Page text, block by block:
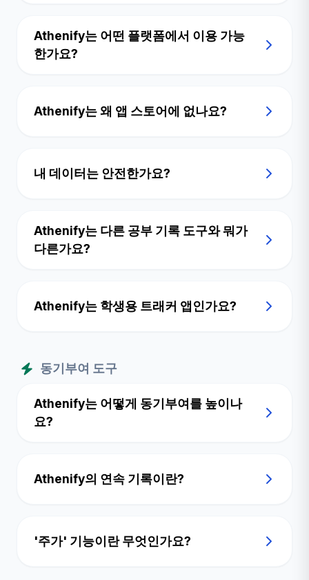
Athenify는 어떤 플랫폼에서 이용 가능
한가요?
Athenify는 왜 앱 스토어에 없나요?
내 데이터는 안전한가요?
Athenify는 다른 공부 기록 도구와 뭐가
다른가요?
Athenify는 학생용 트래커 앱인가요?
동기부여 도구
Athenify는 어떻게 동기부여를 높이나
요?
Athenify의 연속 기록이란?
'주가' 기능이란 무엇인가요?